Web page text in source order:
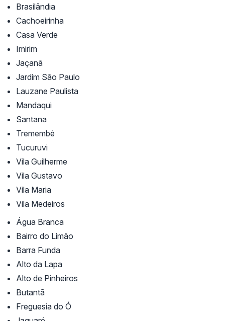
Brasilândia
Cachoeirinha
Casa Verde
Imirim
Jaçanã
Jardim São Paulo
Lauzane Paulista
Mandaqui
Santana
Tremembé
Tucuruvi
Vila Guilherme
Vila Gustavo
Vila Maria
Vila Medeiros
Água Branca
Bairro do Limão
Barra Funda
Alto da Lapa
Alto de Pinheiros
Butantã
Freguesia do Ó